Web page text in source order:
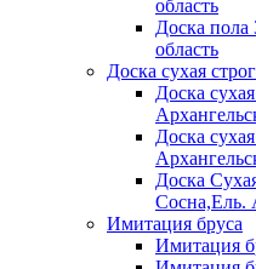
область
Доска пола
область
Доска сухая
Доска
Доска
Доска
Имитация бруса
Имитация